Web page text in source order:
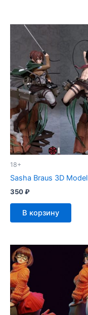
18+
Sasha Braus 3D Model
350₽
В корзину